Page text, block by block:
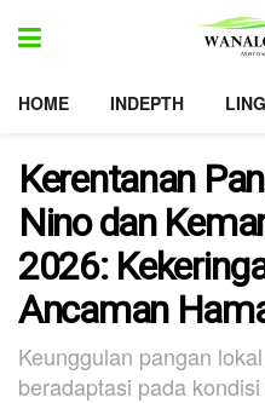
HOME INDEPTH
Kerentanan
Nino dan
2026:
Ancaman
Keunggulan pangan
beradaptasi pada